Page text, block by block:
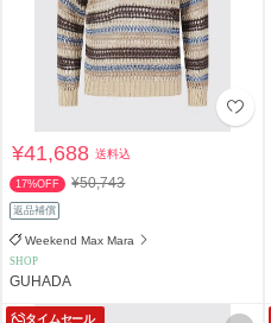
¥41,688送料込
17%OFF ¥50,743
返品補償
Weekend Max Mara
SHOP
GUHADA
タイムセール